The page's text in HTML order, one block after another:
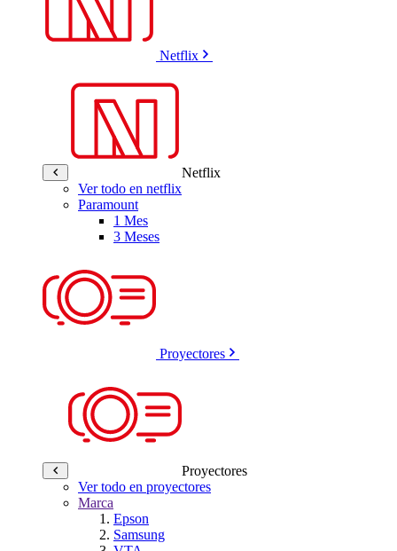
Netflix
Netflix
Ver todo en netflix
Paramount
1 Mes
3 Meses
Proyectores
Proyectores
Ver todo en proyectores
Marca
Epson
Samsung